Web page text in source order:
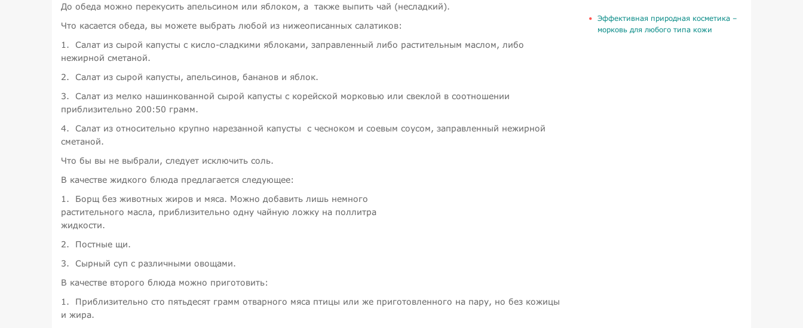
До обеда можно перекусить апельсином или яблоком, а также выпить чай (несладкий).
Что касается обеда, вы можете выбрать любой из нижеописанных салатиков:
1.
Салат из сырой капусты с кисло-сладкими яблоками, заправленный либо растительным маслом, либо
нежирной сметаной.
2.
Салат из сырой капусты, апельсинов, бананов и яблок.
3.
Салат из мелко нашинкованной сырой капусты с корейской морковью или свеклой в соотношении
приблизительно 200:50 грамм.
4.
Салат из относительно крупно нарезанной капусты с чесноком и соевым соусом, заправленный нежирной
сметаной.
Что бы вы не выбрали, следует исключить соль.
В качестве жидкого блюда предлагается следующее:
1.
Борщ без животных жиров и мяса. Можно добавить лишь немного
растительного масла, приблизительно одну чайную ложку на поллитра
жидкости.
2.
Постные щи.
3.
Сырный суп с различными овощами.
В качестве второго блюда можно приготовить:
1.
Приблизительно сто пятьдесят грамм отварного мяса птицы или же приготовленного на пару, но без кожицы
и жира.
​Эффективная природная косметика –
морковь для любого типа кожи